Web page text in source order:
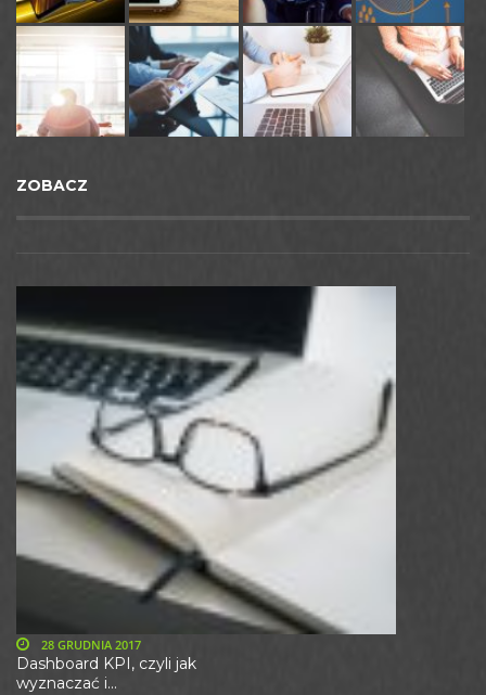
ZOBACZ
Dashboard KPI, czyli jak
wyznaczać i...
28 GRUDNIA 2017